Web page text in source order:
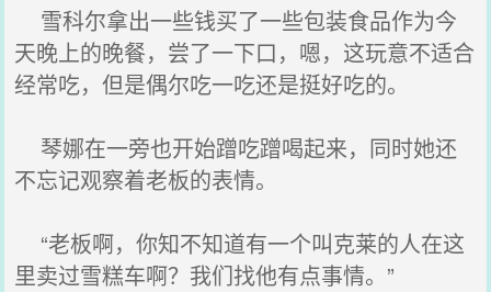
雪科尔拿出一些钱买了一些包装食品作为今
天晚上的晚餐，尝了一下口，嗯，这玩意不适合
经常吃，但是偶尔吃一吃还是挺好吃的。
琴娜在一旁也开始蹭吃蹭喝起来，同时她还
不忘记观察着老板的表情。
“老板啊，你知不知道有一个叫克莱的人在这
里卖过雪糕车啊？我们找他有点事情。”